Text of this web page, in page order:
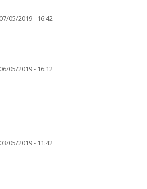
07/05/2019 - 16:42
06/05/2019 - 16:12
03/05/2019 - 11:42